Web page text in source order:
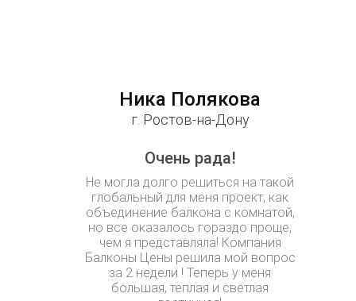
Ника Полякова
г. Ростов-на-Дону
Очень рада!
Не могла долго решиться на такой
глобальный для меня проект, как
объединение балкона с комнатой,
но все оказалось гораздо проще,
чем я представляла! Компания
Балконы Цены решила мой вопрос
за 2 недели ! Теперь у меня
большая, теплая и светлая